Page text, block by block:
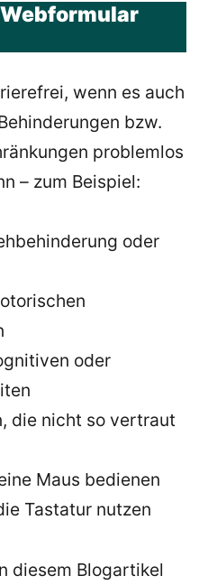
wenn es auch
bzw.
problemlos
– zum Beispiel:
oder
oder
die nicht so vertraut
Maus bedienen
Tastatur nutzen
diesem Blogartikel